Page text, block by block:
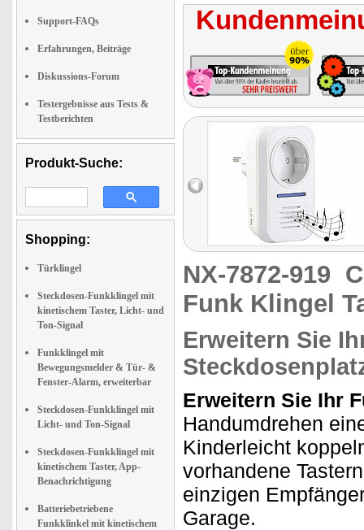
Support-FAQs
Erfahrungen, Beiträge
Diskussions-Forum
Testergebnisse aus Tests &
Testberichten
Produkt-Suche:
Shopping:
Türklingel
Steckdosen-Funkklingel mit
kinetischem Taster, Licht- und
Ton-Signal
Funkklingel mit
Bewegungsmelder & Tür- &
Fenster-Alarm, erweiterbar
Steckdosen-Funkklingel mit
Licht- und Ton-Signal
Steckdosen-Funkklingel mit
kinetischem Taster, App-
Benachrichtigung
Batteriebetriebene
Funkklinkel mit kinetischem
NX-7872-919
Funk Klingel
Erweitern Sie
Erweitern Sie Ihr
Handumdrehen
Kinderleicht
vorhandene
einzigen
Garage.